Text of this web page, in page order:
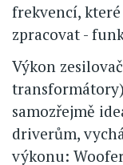
frekvencí,
zpracovat -
Výkon
samozřejmě
driverům,
výkonu: